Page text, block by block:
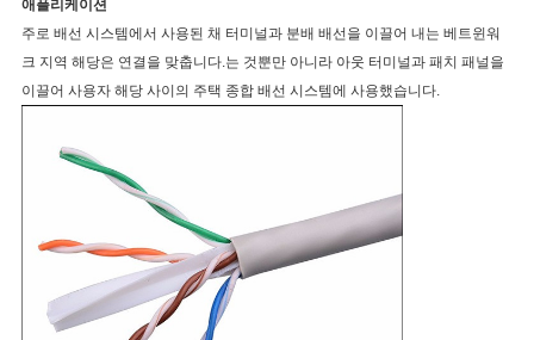
애플리케이션
주로 배선 시스템에서 사용된 채 터미널과 분배 배선을 이끌어 내는 베트윈워
크 지역 해당은 연결을 맞춥니다.는 것뿐만 아니라 아웃 터미널과 패치 패널을
이끌어 사용자 해당 사이의 주택 종합 배선 시스템에 사용했습니다.